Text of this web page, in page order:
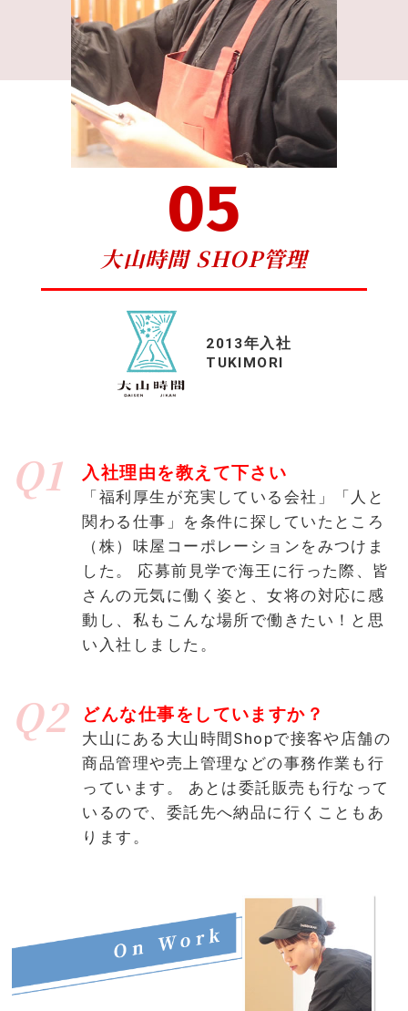
05
大山時間 SHOP管理
2013年入社
TUKIMORI
Q1 入社理由を教えて下さい
「福利厚生が充実している会社」「人と
関わる仕事」を条件に探していたところ
（株）味屋コーポレーションをみつけま
した。 応募前見学で海王に行った際、皆
さんの元気に働く姿と、女将の対応に感
動し、私もこんな場所で働きたい！と思
い入社しました。
Q2 どんな仕事をしていますか？
大山にある大山時間Shopで接客や店舗の
商品管理や売上管理などの事務作業も行
っています。 あとは委託販売も行なって
いるので、委託先へ納品に行くこともあ
ります。